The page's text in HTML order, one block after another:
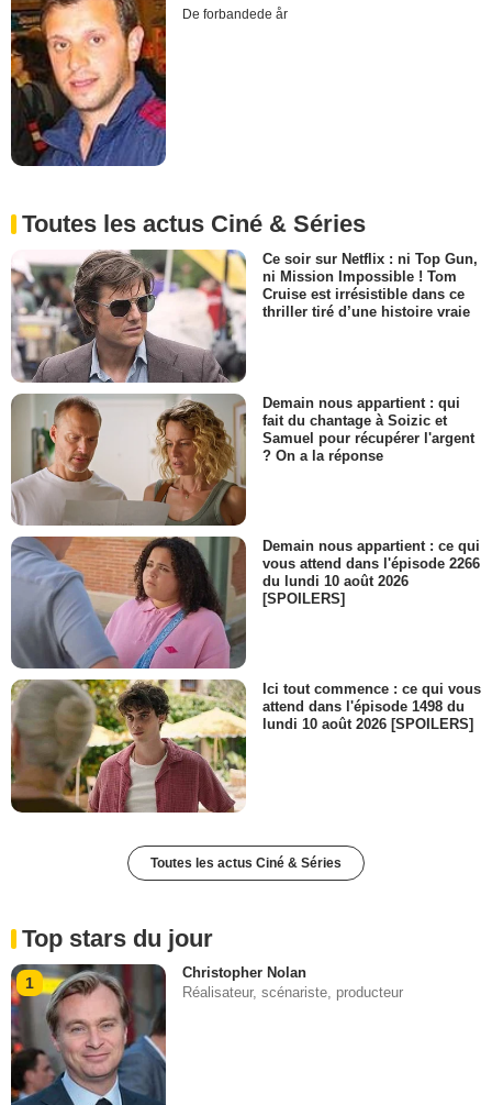
De forbandede år
Toutes les actus Ciné & Séries
Ce soir sur Netflix : ni Top Gun,
ni Mission Impossible ! Tom
Cruise est irrésistible dans ce
thriller tiré d’une histoire vraie
Demain nous appartient : qui
fait du chantage à Soizic et
Samuel pour récupérer l'argent
? On a la réponse
Demain nous appartient : ce qui
vous attend dans l'épisode 2266
du lundi 10 août 2026
[SPOILERS]
Ici tout commence : ce qui vous
attend dans l'épisode 1498 du
lundi 10 août 2026 [SPOILERS]
Toutes les actus Ciné & Séries
Top stars du jour
1
Christopher Nolan
Réalisateur, scénariste, producteur